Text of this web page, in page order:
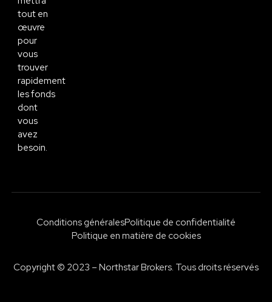
tout en
œuvre
pour
vous
trouver
rapidement
les fonds
dont
vous
avez
besoin.
Copyright © 2023 – Northstar Brokers. Tous droits réservés
Conditions généralesPolitique de confidentialité
Politique en matière de cookies